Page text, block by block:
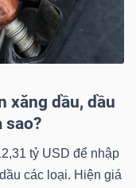
xăng dầu, dầu
sao?
tỷ USD để nhập
các loại. Hiện giá